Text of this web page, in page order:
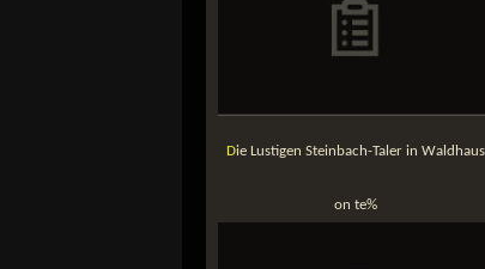
Die Lustigen Steinbach-Taler in Waldhaus
on te%